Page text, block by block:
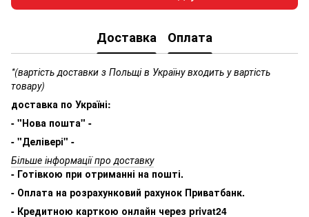
Доставка Оплата
*(вартість доставки з Польщі в Україну входить у вартість
товару)
доставка по Україні:
- "Нова пошта" -
- "Делівері" -
Більше інформації про доставку
- Готівкою при отриманні на пошті.
- Оплата на розрахунковий рахунок Приватбанк.
- Кредитною карткою онлайн через privat24